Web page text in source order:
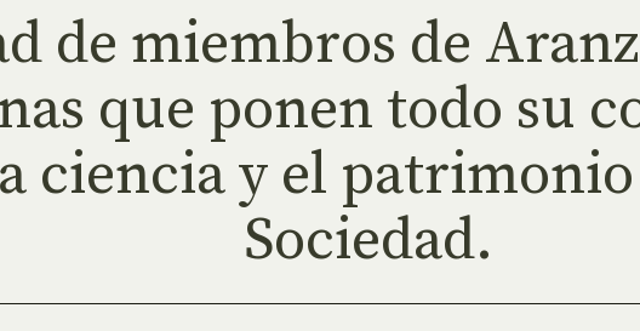
de miembros de
que ponen todo su
ciencia y el
Sociedad.